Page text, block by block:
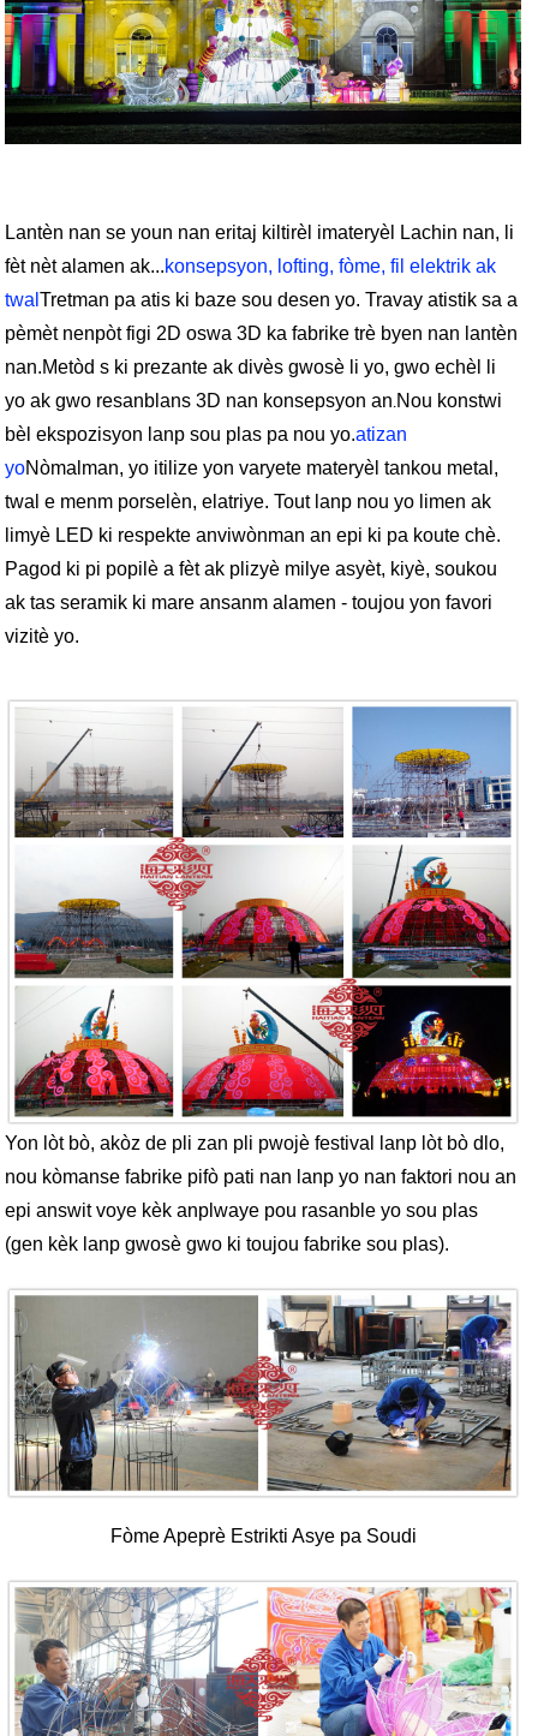
Lantèn nan se youn nan eritaj kiltirèl imateryèl Lachin nan, li
fèt nèt alamen ak...konsepsyon, lofting, fòme, fil elektrik ak
twalTretman pa atis ki baze sou desen yo. Travay atistik sa a
pèmèt nenpòt figi 2D oswa 3D ka fabrike trè byen nan lantèn
nan.Metòd s ki prezante ak divès gwosè li yo, gwo echèl li
yo ak gwo resanblans 3D nan konsepsyon an.Nou konstwi
bèl ekspozisyon lanp sou plas pa nou yo.atizan
yoNòmalman, yo itilize yon varyete materyèl tankou metal,
twal e menm porselèn, elatriye. Tout lanp nou yo limen ak
limyè LED ki respekte anviwònman an epi ki pa koute chè.
Pagod ki pi popilè a fèt ak plizyè milye asyèt, kiyè, soukou
ak tas seramik ki mare ansanm alamen - toujou yon favori
vizitè yo.
Yon lòt bò, akòz de pli zan pli pwojè festival lanp lòt bò dlo,
nou kòmanse fabrike pifò pati nan lanp yo nan faktori nou an
epi answit voye kèk anplwaye pou rasanble yo sou plas
(gen kèk lanp gwosè gwo ki toujou fabrike sou plas).
Fòme Apeprè Estrikti Asye pa Soudi